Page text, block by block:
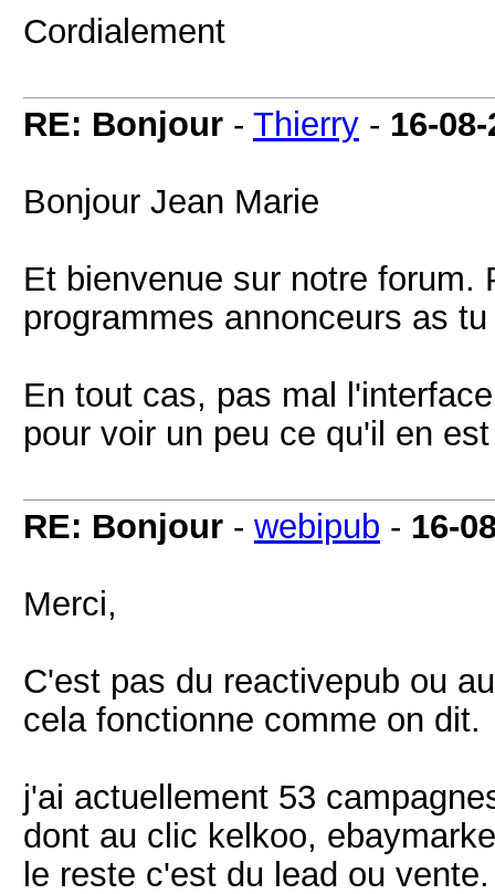
Cordialement
RE: Bonjour - Thierry - 16-
Bonjour Jean Marie
Et bienvenue sur notre forum.
programmes annonceurs as
En tout cas, pas mal
pour voir un peu ce qu'il en
RE: Bonjour - webipub - 16-
Merci,
C'est pas du reactivepub ou
cela fonctionne comme on dit.
j'ai actuellement 53
dont au clic kelkoo,
le reste c'est du lead ou vente.